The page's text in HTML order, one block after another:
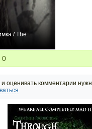
/ The
0
оценивать комментарии